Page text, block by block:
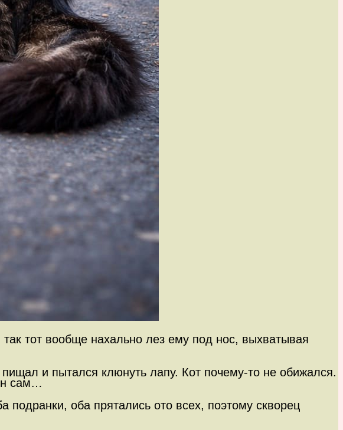
тот вообще нахально лез ему под нос, выхватывая
и пытался клюнуть лапу. Кот почему-то не обижался.
сам…
оба прятались ото всех, поэтому скворец